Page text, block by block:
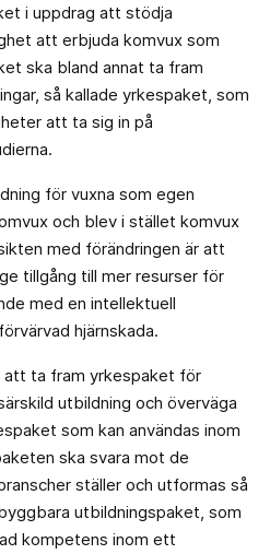
i uppdrag att stödja
att erbjuda komvux som
ska bland annat ta fram
så kallade yrkespaket, som
att ta sig in på
för vuxna som egen
och blev i stället komvux
med förändringen är att
tillgång till mer resurser för
med en intellektuell
hjärnskada.
att ta fram yrkespaket för
utbildning och överväga
som kan användas inom
ska svara mot de
ställer och utformas så
utbildningspaket, som
kompetens inom ett